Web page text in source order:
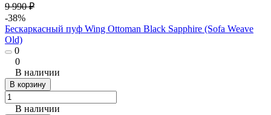
9 990 ₽
-38%
Бескаркасный пуф Wing Ottoman Black Sapphire (Sofa Weave
Old)
0
0
В наличии
В корзину
В наличии